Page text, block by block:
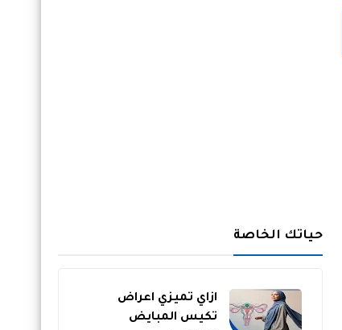
حياتك الخاصة
ازاي تميزي اعراض
تكيس المبايض